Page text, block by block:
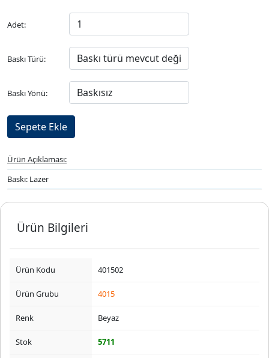
Adet:
Baskı Türü:
Baskı Yönü:
Ürün Açıklaması:
Baskı: Lazer
Ürün Bilgileri
Ürün Kodu 401502
Ürün Grubu 4015
Renk Beyaz
Stok 5711